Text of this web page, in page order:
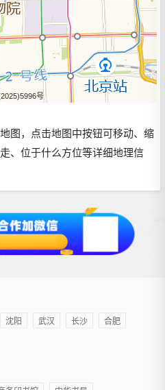
号
图，点击地图中按钮可移动、缩
、位于什么方位等详细地理信
沈阳 武汉 长沙
合肥